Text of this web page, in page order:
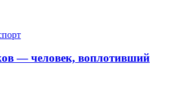
— человек, воплотивший